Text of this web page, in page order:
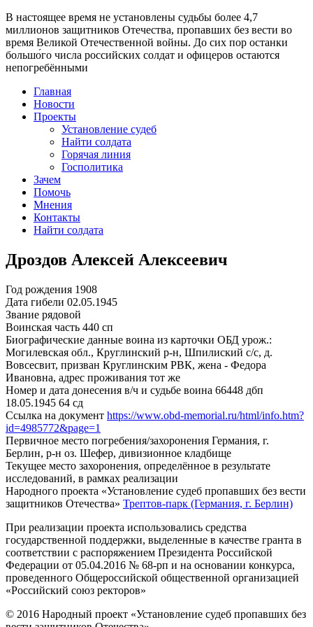
В настоящее время не установлены судьбы более 4,7
миллионов защитников Отечества, пропавших без вести во
время Великой Отечественной войны. До сих пор останки
большо́го числа российских солдат и офицеров остаются
непогребёнными
Главная
Новости
Проекты
Установление судеб
Найти солдата
Горячая линия
Госполитика
Зачем
Помочь
Мнения
Контакты
Найти солдата
Дроздов Алексей Алексеевич
Год рождения 1908
Дата гибели 02.05.1945
Звание рядовой
Воинская часть 440 сп
Биографические данные воина из карточки ОБД урож.:
Могилевская обл., Круглинский р-н, Шпилиский с/с, д.
Вовсесвит, призван Круглинским РВК, жена - Федора
Ивановна, адрес проживания тот же
Номер и дата донесения в/ч и судьбе воина 66448 дбп
18.05.1945 64 сд
Ссылка на документ https://www.obd-memorial.ru/html/info.htm?
id=4985772&page=1
Первичное место погребения/захоронения Германия, г.
Берлин, р-н оз. Шефер, дивизионное кладбище
Текущее место захоронения, определённое в результате
исследований, в рамках реализации
Народного проекта «Установление судеб пропавших без вести
защитников Отечества» Трептов-парк (Германия, г. Берлин)
При реализации проекта использовались средства
государственной поддержки, выделенные в качестве гранта в
соответствии с распоряжением Президента Российской
Федерации от 05.04.2016 № 68-рп и на основании конкурса,
проведенного Общероссийской общественной организацией
«Российский союз ректоров»
© 2016 Народный проект «Установление судеб пропавших без